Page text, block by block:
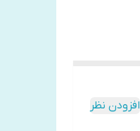
افزودن نظر